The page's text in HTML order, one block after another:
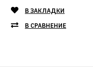
В ЗАКЛАДКИ
В СРАВНЕНИЕ